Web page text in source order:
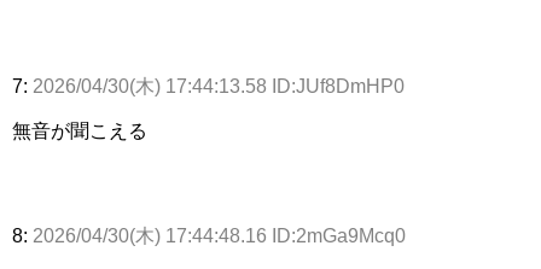
7: 2026/04/30(木) 17:44:13.58 ID:JUf8DmHP0
無音が聞こえる
8: 2026/04/30(木) 17:44:48.16 ID:2mGa9Mcq0